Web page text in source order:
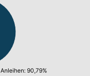
Anleihen: 90,79%